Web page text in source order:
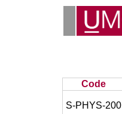
Code
S-PHYS-200